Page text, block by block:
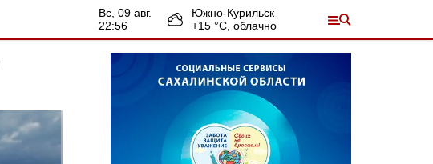
вс, 09 авг.
22:56
Южно-Курильск
+15 °С, облачно